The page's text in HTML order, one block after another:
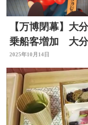
【万博閉幕】大
乗船客増加 大分
送サービス”も
2025年10月14日